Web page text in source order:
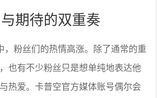
期待的双重奏
，粉丝们的热情高涨。除了通常的重
也有不少粉丝只是想单纯地表达他
热爱。卡普空官方媒体账号偶尔会